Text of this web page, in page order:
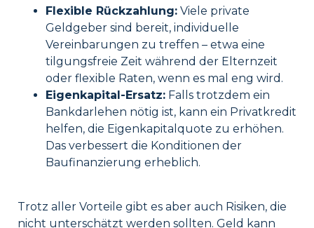
Flexible Rückzahlung: Viele private
Geldgeber sind bereit, individuelle
Vereinbarungen zu treffen – etwa eine
tilgungsfreie Zeit während der Elternzeit
oder flexible Raten, wenn es mal eng wird.
Eigenkapital-Ersatz: Falls trotzdem ein
Bankdarlehen nötig ist, kann ein Privatkredit
helfen, die Eigenkapitalquote zu erhöhen.
Das verbessert die Konditionen der
Baufinanzierung erheblich.
Trotz aller Vorteile gibt es aber auch Risiken, die
nicht unterschätzt werden sollten. Geld kann